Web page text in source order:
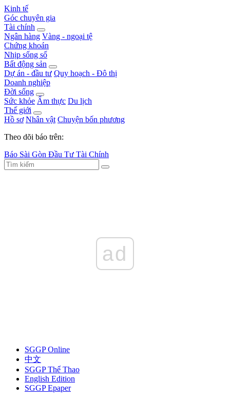
Kinh tế
Góc chuyên gia
Tài chính
Ngân hàng Vàng - ngoại tệ
Chứng khoán
Nhịp sống số
Bất động sản
Dự án - đầu tư Quy hoạch - Đô thị
Doanh nghiệp
Đời sống
Sức khỏe Ẩm thực Du lịch
Thế giới
Hồ sơ Nhân vật Chuyện bốn phương
Theo dõi báo trên:
Báo Sài Gòn Đầu Tư Tài Chính
ad
SGGP Online
中文
SGGP Thể Thao
English Edition
SGGP Epaper